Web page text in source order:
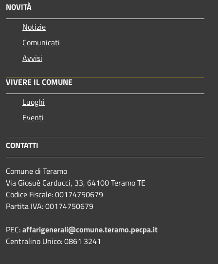
NOVITÀ
Notizie
Comunicati
Avvisi
VIVERE IL COMUNE
Luoghi
Eventi
CONTATTI
Comune di Teramo
Via Giosuè Carducci, 33, 64100 Teramo TE
Codice Fiscale: 00174750679
Partita IVA: 00174750679
PEC:affarigenerali@comune.teramo.pecpa.it
Centralino Unico: 0861 3241